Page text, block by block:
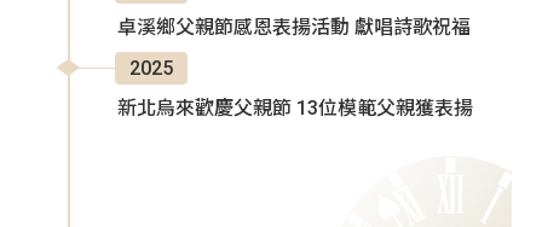
卓溪鄉父親節感恩表揚活動 獻唱詩歌祝福
2025
新北烏來歡慶父親節 13位模範父親獲表揚